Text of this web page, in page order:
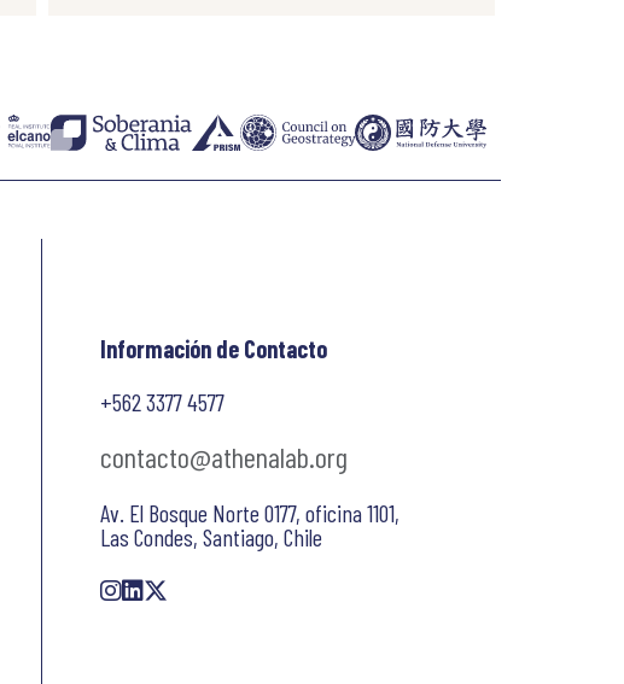
Información de Contacto
+562 3377 4577
contacto@athenalab.org
Av. El Bosque Norte 0177, oficina 1101,
Las Condes, Santiago, Chile